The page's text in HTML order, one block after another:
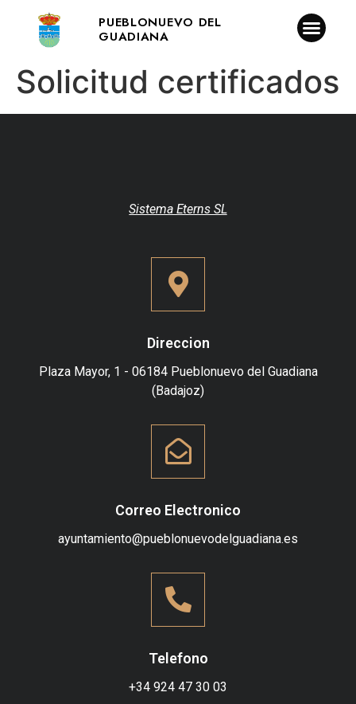
PUEBLONUEVO DEL
GUADIANA
Solicitud certificados
Sistema Eterns SL
Direccion
Plaza Mayor, 1 - 06184 Pueblonuevo del Guadiana
(Badajoz)
Correo Electronico
ayuntamiento@pueblonuevodelguadiana.es
Telefono
+34 924 47 30 03